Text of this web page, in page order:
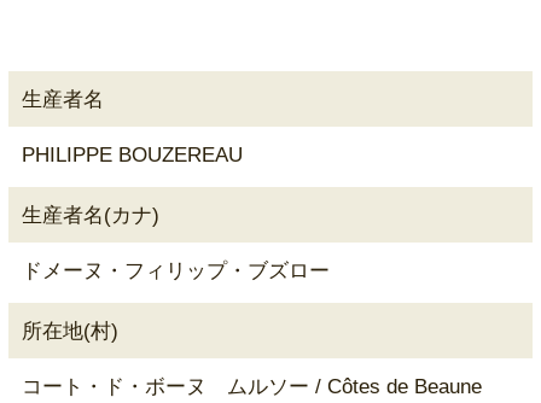
生産者名
PHILIPPE BOUZEREAU
生産者名(カナ)
ドメーヌ・フィリップ・ブズロー
所在地(村)
コート・ド・ボーヌ ムルソー / Côtes de Beaune